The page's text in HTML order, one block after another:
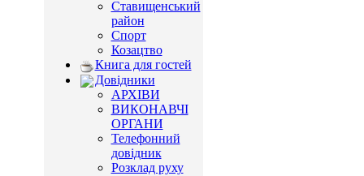
Ставищенський
район
Спорт
Козацтво
Книга для гостей
Довідники
АРХІВИ
ВИКОНАВЧІ
ОРГАНИ
Телефонний
довідник
Розклад руху